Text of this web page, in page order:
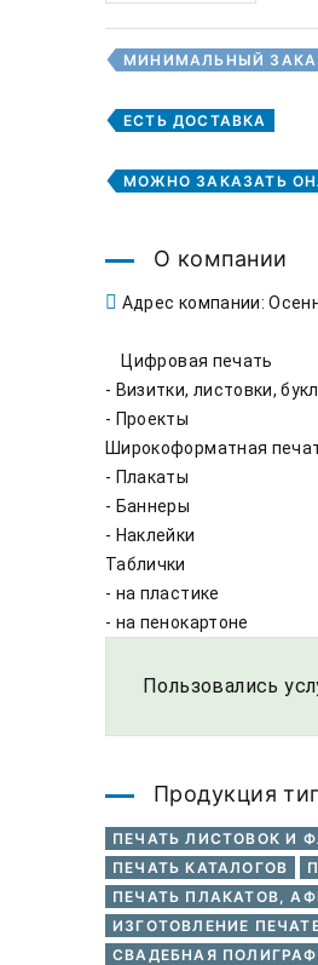
МИНИМАЛЬНЫЙ
ЕСТЬ ДОСТАВКА
МОЖНО ЗАКАЗАТЬ
О компании
Адрес компании:
- Визитки, листовки,
- Проекты
Широкоформатная
- Плакаты
- Баннеры
- Наклейки
Таблички
- на пластике
- на пенокартоне
Пользовались
Продукция
ПЕЧАТЬ ЛИСТОВОК И
ПЕЧАТЬ КАТАЛОГОВ
ПЕЧАТЬ ПЛАКАТОВ,
ИЗГОТОВЛЕНИЕ
СВАДЕБНАЯ